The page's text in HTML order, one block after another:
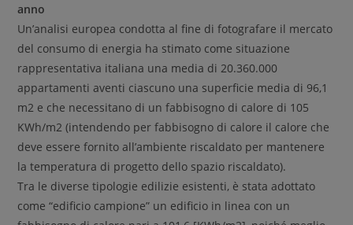
anno
Un’analisi europea condotta al fine di fotografare il mercato
del consumo di energia ha stimato come situazione
rappresentativa italiana una media di 20.360.000
appartamenti aventi ciascuno una superficie media di 96,1
m2 e che necessitano di un fabbisogno di calore di 105
KWh/m2 (intendendo per fabbisogno di calore il calore che
deve essere fornito all’ambiente riscaldato per mantenere
la temperatura di progetto dello spazio riscaldato).
Tra le diverse tipologie edilizie esistenti, è stata adottato
come “edificio campione” un edificio in linea con un